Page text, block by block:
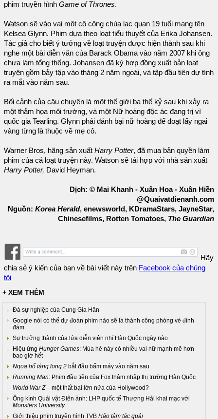
phim truyền hình Game of Thrones.
Watson sẽ vào vai một cô công chúa lạc quan 19 tuổi mang tên
Kelsea Glynn. Phim dựa theo loạt tiểu thuyết của Erika Johansen.
Tác giả cho biết ý tưởng về loạt truyện được hiện thành sau khi
nghe một bài diễn văn của Barack Obama vào năm 2007 khi ông
chưa làm tổng thống. Johansen đã ký hợp đồng xuất bản loạt
truyện gồm bảy tập vào tháng 2 năm ngoái, và tập đầu tiên dự tính
ra mắt vào năm sau.
Bối cảnh của câu chuyện là một thế giới ba thế kỷ sau khi xảy ra
một thảm họa môi trường, và một Nữ hoàng độc ác đang trị vì
quốc gia Tearling. Glynn phải đánh bại nữ hoàng để đoạt lấy ngai
vàng từng là thuộc về mẹ cô.
Warner Bros, hãng sản xuất Harry Potter, đã mua bản quyền làm
phim của cả loạt truyện này. Watson sẽ tái hợp với nhà sản xuất
Harry Potter, David Heyman.
Dịch: © Mai Khanh - Xuân Hoa - Xuân Hiền
@Quaivatdienanh.com
Nguồn: Korea Herald, enewsworld, KDramaStars, JayneStar,
Chinesefilms, Rotten Tomatoes, The Guardian
Hãy
chia sẻ ý kiến của bạn về bài viết này trên Facebook của chúng
tôi
+ XEM THÊM
Đà sự nghiệp của Cung Gia Hân
Google nói có thể dự đoán phim nào sẽ là thành công phòng vé đình
đám
Sự trưởng thành của lứa diễn viên nhí Hàn Quốc ngày nào
Hiệu ứng Hunger Games: Mùa hè này có nhiều vai nữ mạnh mẽ hơn
bao giờ hết
Ngọa hổ tàng long 2 bắt đầu bấm máy vào năm sau
Running Man: Phim đầu tiên của Fox thâm nhập thị trường Hàn Quốc
World War Z– một thất bại lớn nữa của Hollywood?
Ống kính Quái vật Điện ảnh: LHP quốc tế Thượng Hải khai mạc với
Monsters University
Giới thiệu phim truyền hình TVB Hảo tâm tác quái